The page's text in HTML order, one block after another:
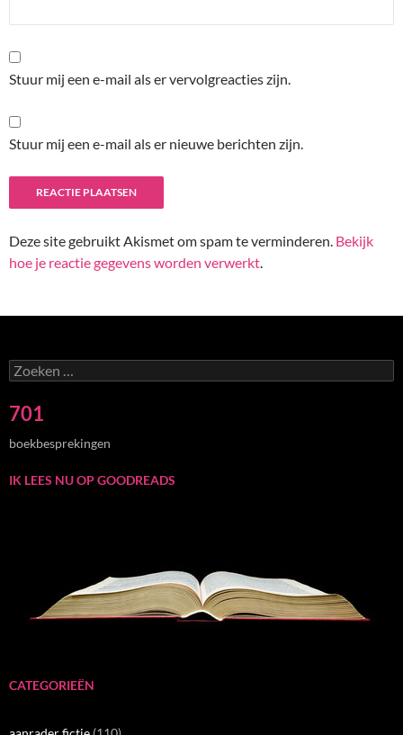
Stuur mij een e-mail als er vervolgreacties zijn.
Stuur mij een e-mail als er nieuwe berichten zijn.
Deze site gebruikt Akismet om spam te verminderen. Bekijk
hoe je reactie gegevens worden verwerkt.
Zoeken
naar:
701
boekbesprekingen
IK LEES NU OP GOODREADS
CATEGORIEËN